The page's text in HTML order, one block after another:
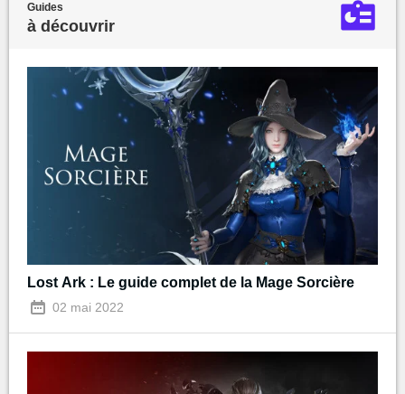
Guides
à découvrir
Lost Ark : Le guide complet de la Mage Sorcière
02 mai 2022